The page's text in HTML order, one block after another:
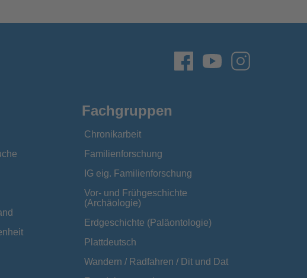
Fachgruppen
Chronikarbeit
Familienforschung
IG eig. Familienforschung
Vor- und Frühgeschichte
(Archäologie)
Erdgeschichte (Paläontologie)
Plattdeutsch
Wandern / Radfahren / Dit und Dat